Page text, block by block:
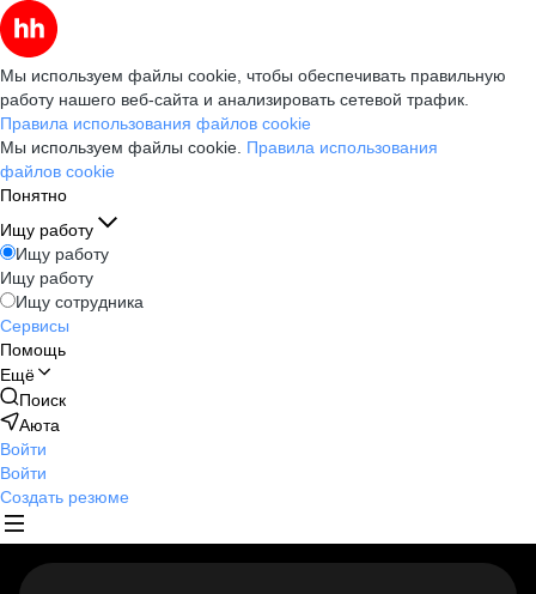
Мы используем файлы cookie, чтобы обеспечивать правильную
работу нашего веб-сайта и анализировать сетевой трафик.
Правила использования файлов cookie
Мы используем файлы cookie. Правила использования
файлов cookie
Понятно
Ищу работу
Ищу работу
Ищу работу
Ищу сотрудника
Сервисы
Помощь
Ещё
Поиск
Аюта
Войти
Войти
Создать резюме